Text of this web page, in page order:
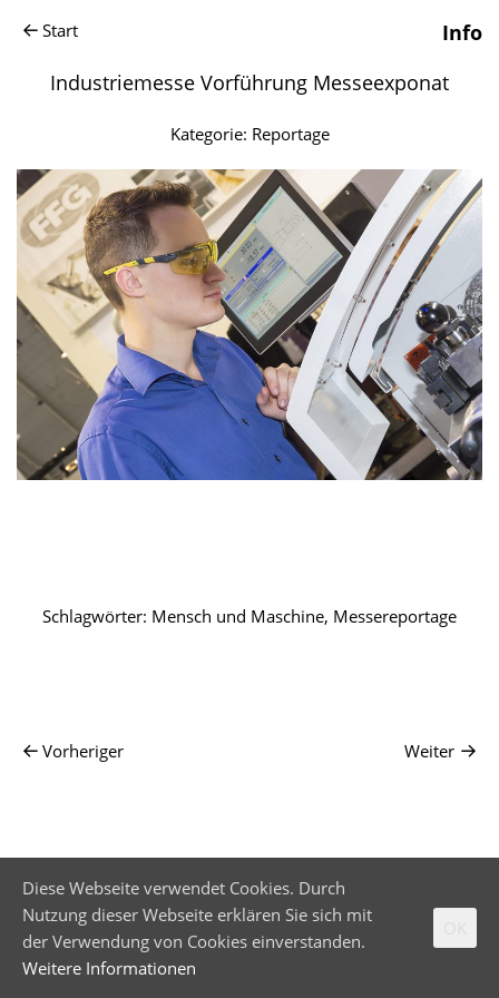
Start
Info
Industriemesse Vorführung Messeexponat
Kategorie: Reportage
Schlagwörter: Mensch und Maschine, Messereportage
Vorheriger Weiter
Diese Webseite verwendet Cookies. Durch
Nutzung dieser Webseite erklären Sie sich mit
der Verwendung von Cookies einverstanden.
Weitere Informationen